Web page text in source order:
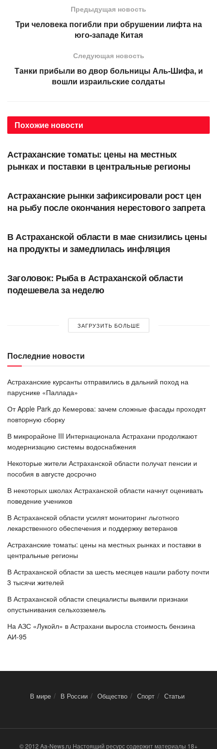
Предыдущая новость
Три человека погибли при обрушении лифта на
юго-западе Китая
Следующая новость
Танки прибыли во двор больницы Аль-Шифа, и
вошли израильские солдаты
Похожие новости
ЭКОНОМИКА
Астраханские томаты: цены на местных
рынках и поставки в центральные регионы
Астраханские рынки зафиксировали рост цен
на рыбу после окончания нерестового запрета
В Астраханской области в мае снизились цены
на продукты и замедлилась инфляция
Заголовок: Рыба в Астраханской области
подешевела за неделю
ЗАГРУЗИТЬ БОЛЬШЕ
Последние новости
Астраханские курсанты отправились в дальний поход на
паруснике «Паллада»
От Apple Park до Кемерова: зачем сложные фасады проходят
повторную сборку
В микрорайоне III Интернационала Астрахани продолжают
модернизацию системы водоснабжения
Некоторые жители Астраханской области получат пенсии и
пособия в августе досрочно
В некоторых школах Астраханской области начнут оценивать
поведение учеников
В Астраханской области усилят мониторинг льготного
лекарственного обеспечения и поддержку ветеранов
Астраханские томаты: цены на местных рынках и поставки в
центральные регионы
В Астраханской области за шесть месяцев нашли работу почти
3 тысячи жителей
В Астраханской области специалисты выявили признаки
опустынивания сельхозземель
На АЗС «Лукойл» в Астрахани выросла стоимость бензина
АИ-95
В мире В России Общество Спорт Статьи
© 2012 Aa-News.ru Настоящий ресурс содержит материалы 18+